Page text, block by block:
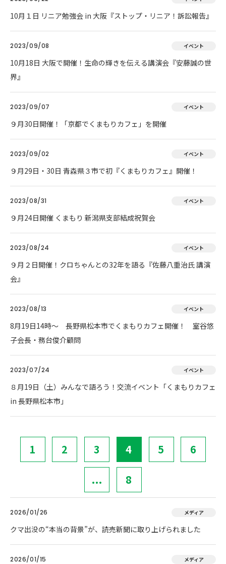
10月１日 リニア勉強会 in 大阪『ストップ・リニア！訴訟報告』
2023/09/08 イベント
10月18日 大阪で開催！生命の輝きを伝える講演会『安藤誠の世
界』
2023/09/07 イベント
９月30日開催！「京都でくまもりカフェ」を開催
2023/09/02 イベント
９月29日・30日 青森県３市で初『くまもりカフェ』開催！
2023/08/31 イベント
９月24日開催 くまもり 新潟県支部結成祝賀会
2023/08/24 イベント
９月２日開催！クロちゃんとの32年を語る『佐藤八重治氏 講演
会』
2023/08/13 イベント
8月19日14時～ 長野県松本市でくまもりカフェ開催！ 室谷悠
子会長・務台俊介顧問
2023/07/24 イベント
８月19日（土）みんなで語ろう！交流イベント「くまもりカフェ
in 長野県松本市」
1 2 3 4 5 6
... 8
2026/01/26 メディア
クマ出没の“本当の背景”が、読売新聞に取り上げられました
2026/01/15 メディア